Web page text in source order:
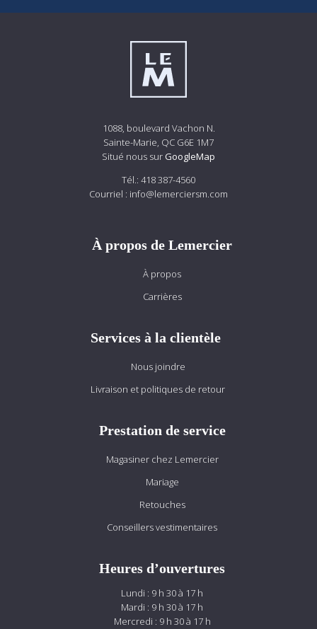
1088, boulevard Vachon N.
Sainte-Marie, QC G6E 1M7
Situé nous sur GoogleMap
Tél.: 418 387-4560
Courriel : info@lemerciersm.com
À propos de Lemercier
À propos
Carrières
Services à la clientèle
Nous joindre
Livraison et politiques de retour
Prestation de service
Magasiner chez Lemercier
Mariage
Retouches
Conseillers vestimentaires
Heures d’ouvertures
Lundi : 9 h 30 à 17 h
Mardi : 9 h 30 à 17 h
Mercredi : 9 h 30 à 17 h